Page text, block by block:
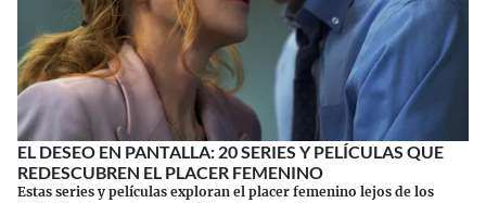
EL DESEO EN PANTALLA: 20 SERIES Y PELÍCULAS QUE
REDESCUBREN EL PLACER FEMENINO
Estas series y películas exploran el placer femenino lejos de los